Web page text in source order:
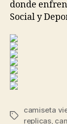
donde
Social y
Etiquetas
camiseta
replicas,